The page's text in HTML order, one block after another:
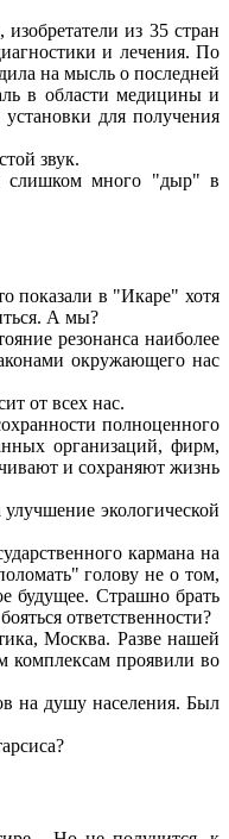
из 35 стран
и лечения. По
на мысль о последней
в области медицины и
для получения
звук.
слишком много "дыр" в
показали в "Икаре" хотя
А мы?
резонанса наиболее
окружающего нас
от всех нас.
полноценного
организаций, фирм,
и сохраняют жизнь
экологической
кармана на
голову не о том,
будущее. Страшно брать
ответственности?
Москва. Разве нашей
комплексам проявили во
на душу населения. Был